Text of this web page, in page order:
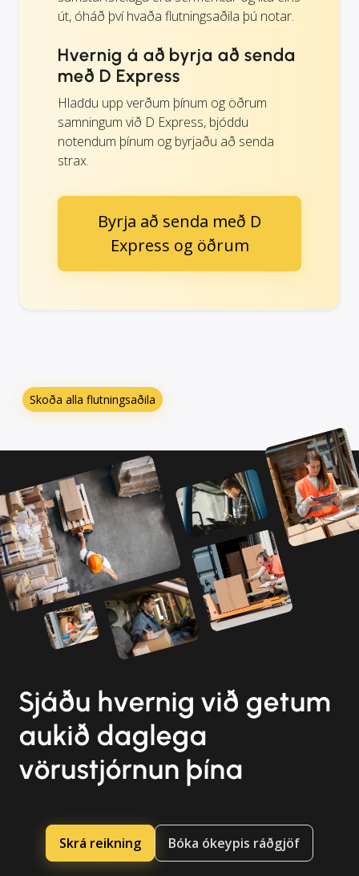
út, óháð því hvaða flutningsaðila þú notar.
Hvernig á að byrja að senda
með D Express
Hladdu upp verðum þínum og öðrum
samningum við D Express, bjóddu
notendum þínum og byrjaðu að senda
strax.
Byrja að senda með D
Express og öðrum
Skoða alla flutningsaðila
Sjáðu hvernig við getum
aukið daglega
vörustjórnun þína
Skrá reikning Bóka ókeypis ráðgjöf